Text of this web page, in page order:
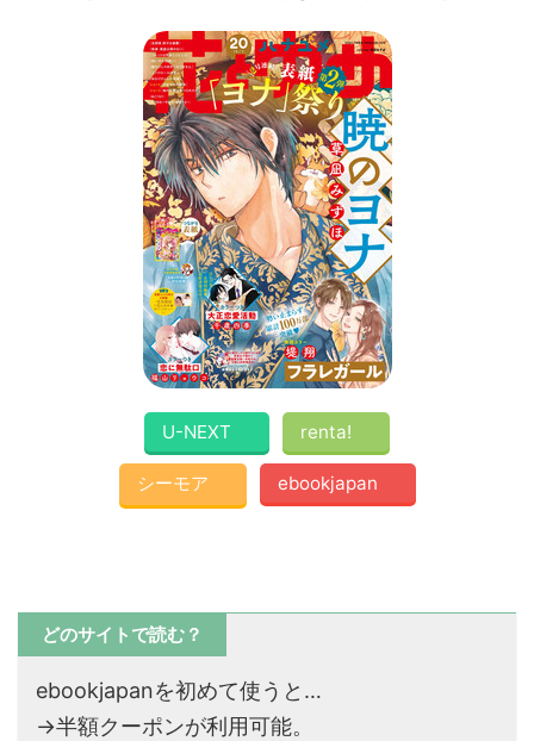
U-NEXT renta!
シーモア ebookjapan
どのサイトで読む？
ebookjapanを初めて使うと…
→半額クーポンが利用可能。